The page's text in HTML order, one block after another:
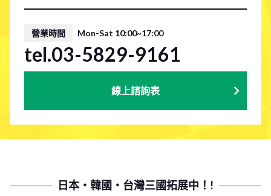
營業時間 Mon-Sat 10:00~17:00
tel.03-5829-9161
線上諮詢表
日本・韓國・台灣三國拓展中！!